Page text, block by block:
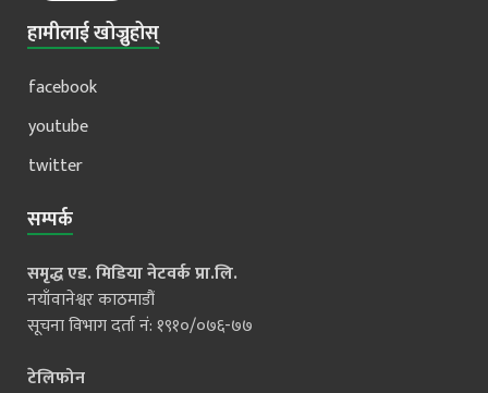
हामीलाई खोज्नुहोस्
facebook
youtube
twitter
सम्पर्क
समृद्ध एड. मिडिया नेटवर्क प्रा.लि.
नयाँवानेश्वर काठमाडौं
सूचना विभाग दर्ता नं: १९१०/०७६-७७
टेलिफोन